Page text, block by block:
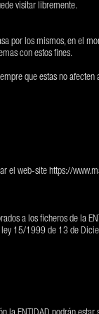
visitar libremente.
por los mismos, en el
con estos fines.
que estas no afecten
el web-site https://
a los ficheros de la
ley 15/1999 de 13 de